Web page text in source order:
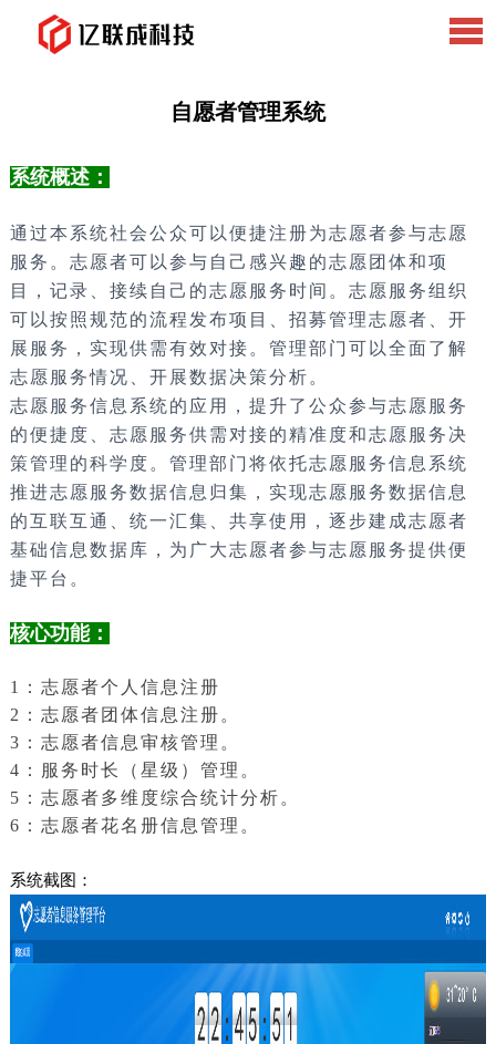
自愿者管理系统
系统概述：
通过本系统社会公众可以便捷注册为志愿者参与志愿
服务。志愿者可以参与自己感兴趣的志愿团体和项
目，记录、接续自己的志愿服务时间。志愿服务组织
可以按照规范的流程发布项目、招募管理志愿者、开
展服务，实现供需有效对接。管理部门可以全面了解
志愿服务情况、开展数据决策分析。
志愿服务信息系统的应用，提升了公众参与志愿服务
的便捷度、志愿服务供需对接的精准度和志愿服务决
策管理的科学度。管理部门将依托志愿服务信息系统
推进志愿服务数据信息归集，实现志愿服务数据信息
的互联互通、统一汇集、共享使用，逐步建成志愿者
基础信息数据库，为广大志愿者参与志愿服务提供便
捷平台。
核心功能：
1：志愿者个人信息注册
2：志愿者团体信息注册。
3：志愿者信息审核管理。
4：服务时长（星级）管理。
5：志愿者多维度综合统计分析。
6：志愿者花名册信息管理。
系统截图：